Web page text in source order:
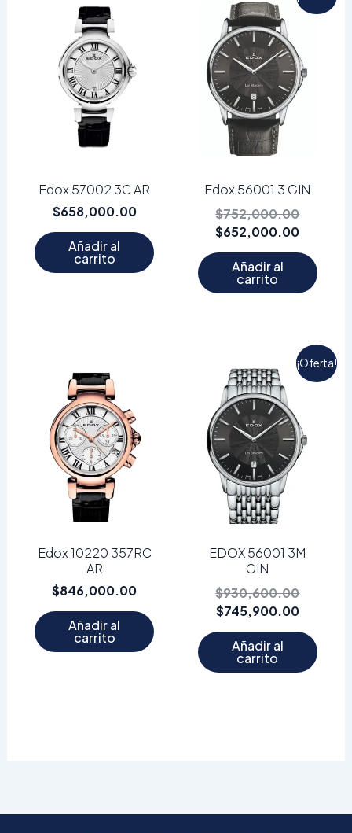
Edox 57002 3C AR
$658,000.00
Añadir al
carrito
Edox 56001 3 GIN
$752,000.00
precio
$652,000.00
precio
Añadir al
carrito
Edox 10220 357RC
AR
$846,000.00
Añadir al
carrito
¡Oferta!
EDOX 56001 3M
GIN
$930,600.00
El
precio
$745,900.00
El
precio
Añadir al
carrito